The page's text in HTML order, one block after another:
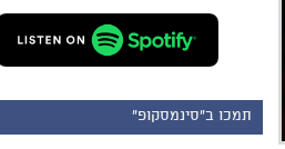
תמכו ב"סינמסקופ"